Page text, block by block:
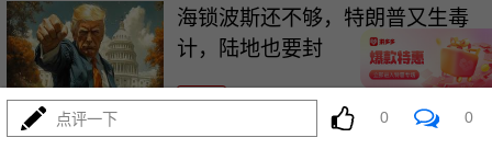
海锁波斯还不够，特朗普又生毒
计，陆地也要封
最热
点评一下 0 0